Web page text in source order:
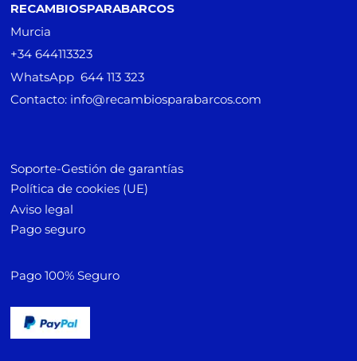
RECAMBIOSPARABARCOS
Murcia
+34 644113323
WhatsApp 644 113 323
Contacto: info@recambiosparabarcos.com
Soporte-Gestión de garantías
Política de cookies (UE)
Aviso legal
Pago seguro
Pago 100% Seguro